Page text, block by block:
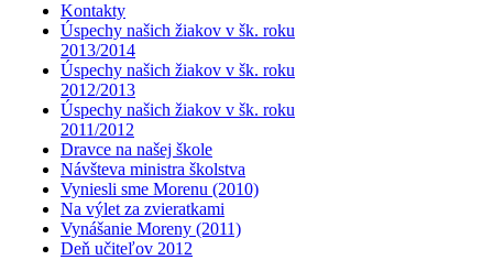
Kontakty
Úspechy našich žiakov v šk. roku
2013/2014
Úspechy našich žiakov v šk. roku
2012/2013
Úspechy našich žiakov v šk. roku
2011/2012
Dravce na našej škole
Návšteva ministra školstva
Vyniesli sme Morenu (2010)
Na výlet za zvieratkami
Vynášanie Moreny (2011)
Deň učiteľov 2012